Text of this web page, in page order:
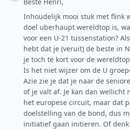
Inhoudelijk mooi stuk met flink
doel uberhaupt wereldtop is,
voor een U-21 tussenstation?
hebt dat je (veruit) de beste in
je toch te kort voor de
Is het niet wijzer om de U
Azie zie je dat je naar de
of je valt af. Je kan dan wellicht
het europese circuit, maar dat
doelstelling van de bond, dus
initiatief gaan initieren. Of